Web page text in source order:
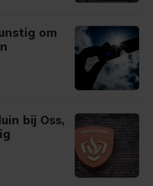
om
bij Oss,